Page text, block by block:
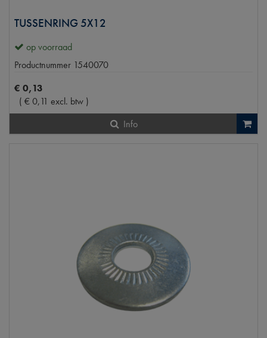
TUSSENRING 5X12
op voorraad
Productnummer 1540070
€ 0,13
( €0,11 excl. btw )
Info